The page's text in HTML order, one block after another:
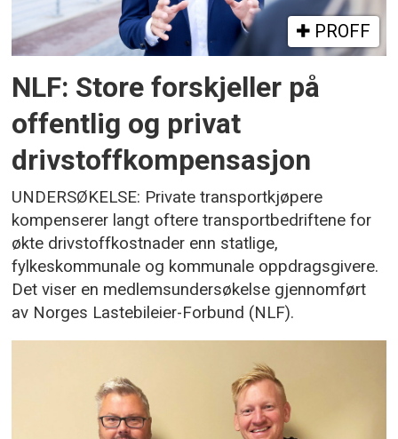
PROFF
NLF: Store forskjeller på
offentlig og privat
drivstoffkompensasjon
UNDERSØKELSE: Private transportkjøpere
kompenserer langt oftere transportbedriftene for
økte drivstoffkostnader enn statlige,
fylkeskommunale og kommunale oppdragsgivere.
Det viser en medlemsundersøkelse gjennomført
av Norges Lastebileier-Forbund (NLF).